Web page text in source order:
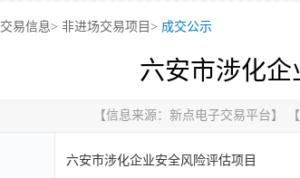
交易信息> 非进场交易项目 > 成交公示
六安市涉化
【信息来源： 新点电子交易平台】
六安市涉化企业安全风险评估项目